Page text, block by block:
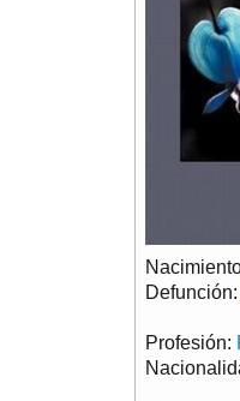
Defunción:
Profesión: